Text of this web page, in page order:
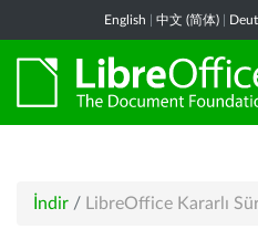
English 中文 (简体)
İndir / LibreOffice Kararlı